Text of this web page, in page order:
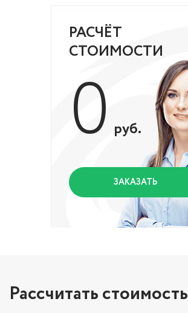
РАСЧЁТ
СТОИМОСТИ
0 руб.
ЗАКАЗАТЬ
Рассчитать стоимость